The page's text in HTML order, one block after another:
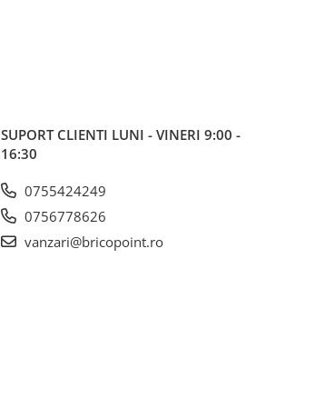
SUPORT CLIENTI LUNI - VINERI 9:00 -
16:30
0755424249
0756778626
vanzari@bricopoint.ro